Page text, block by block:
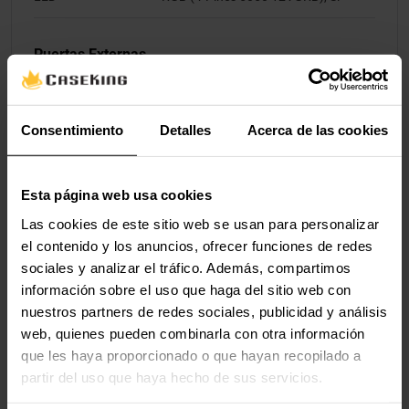
Consentimiento Detalles Acerca de las cookies
Esta página web usa cookies
Las cookies de este sitio web se usan para personalizar
el contenido y los anuncios, ofrecer funciones de redes
sociales y analizar el tráfico. Además, compartimos
información sobre el uso que haga del sitio web con
nuestros partners de redes sociales, publicidad y análisis
web, quienes pueden combinarla con otra información
que les haya proporcionado o que hayan recopilado a
partir del uso que haya hecho de sus servicios.
Puertas Externas
USB 3.1 (externo)
1
USB 3.0 (externo)
4
Conectores del
Monitor
1 x DisplayPort, 1 x HDMI
Puertas de Almacenamiento